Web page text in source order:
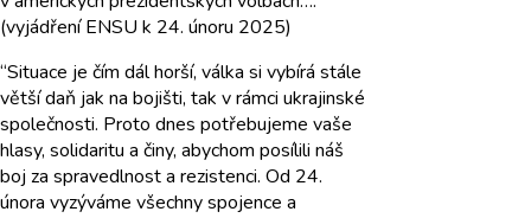
(vyjádření ENSU k 24. únoru 2025)
“Situace je čím dál horší, válka si vybírá stále
větší daň jak na bojišti, tak v rámci ukrajinské
společnosti. Proto dnes potřebujeme vaše
hlasy, solidaritu a činy, abychom posílili náš
boj za spravedlnost a rezistenci. Od 24.
února vyzýváme všechny spojence a